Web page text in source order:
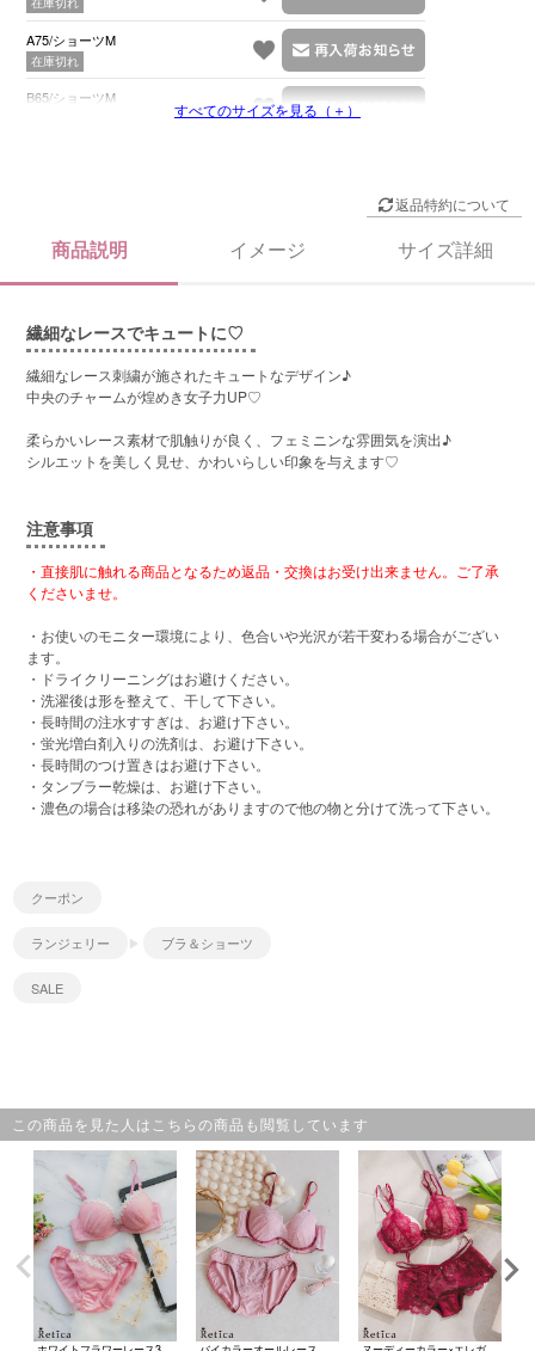
A75/ショーツM
在庫切れ
B65/ショーツM
すべてのサイズを見る（＋）
返品特約について
商品説明 イメージ サイズ詳細
繊細なレースでキュートに♡
繊細なレース刺繍が施されたキュートなデザイン♪
中央のチャームが煌めき女子力UP♡
柔らかいレース素材で肌触りが良く、フェミニンな雰囲気を演出♪
シルエットを美しく見せ、かわいらしい印象を与えます♡
注意事項
・直接肌に触れる商品となるため返品・交換はお受け出来ません。ご了承
くださいませ。
・お使いのモニター環境により、色合いや光沢が若干変わる場合がござい
ます。
・ドライクリーニングはお避けください。
・洗濯後は形を整えて、干して下さい。
・長時間の注水すすぎは、お避け下さい。
・蛍光増白剤入りの洗剤は、お避け下さい。
・長時間のつけ置きはお避け下さい。
・タンブラー乾燥は、お避け下さい。
・濃色の場合は移染の恐れがありますので他の物と分けて洗って下さい。
クーポン
ランジェリー ブラ＆ショーツ
SALE
この商品を見た人はこちらの商品も閲覧しています